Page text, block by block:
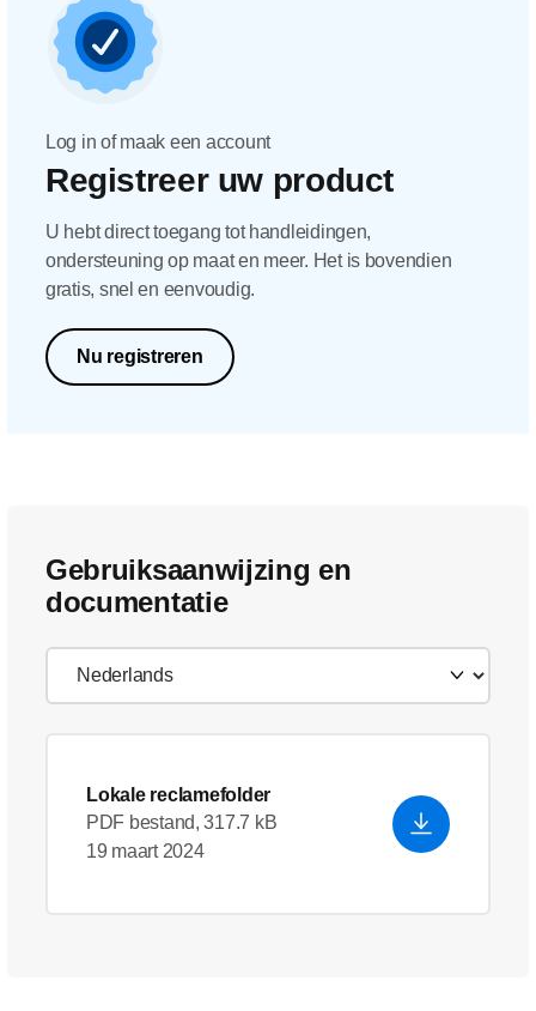
Log in of maak een account
Registreer uw product
U hebt direct toegang tot handleidingen,
ondersteuning op maat en meer. Het is bovendien
gratis, snel en eenvoudig.
Nu registreren
Gebruiksaanwijzing en
documentatie
Lokale reclamefolder
PDF bestand, 317.7 kB
19 maart 2024